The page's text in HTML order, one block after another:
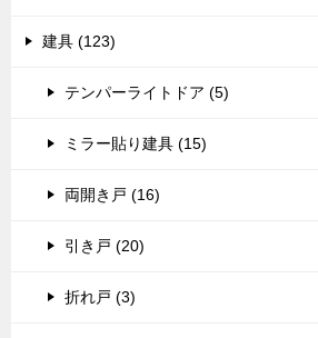
建具 (123)
テンパーライトドア (5)
ミラー貼り建具 (15)
両開き戸 (16)
引き戸 (20)
折れ戸 (3)